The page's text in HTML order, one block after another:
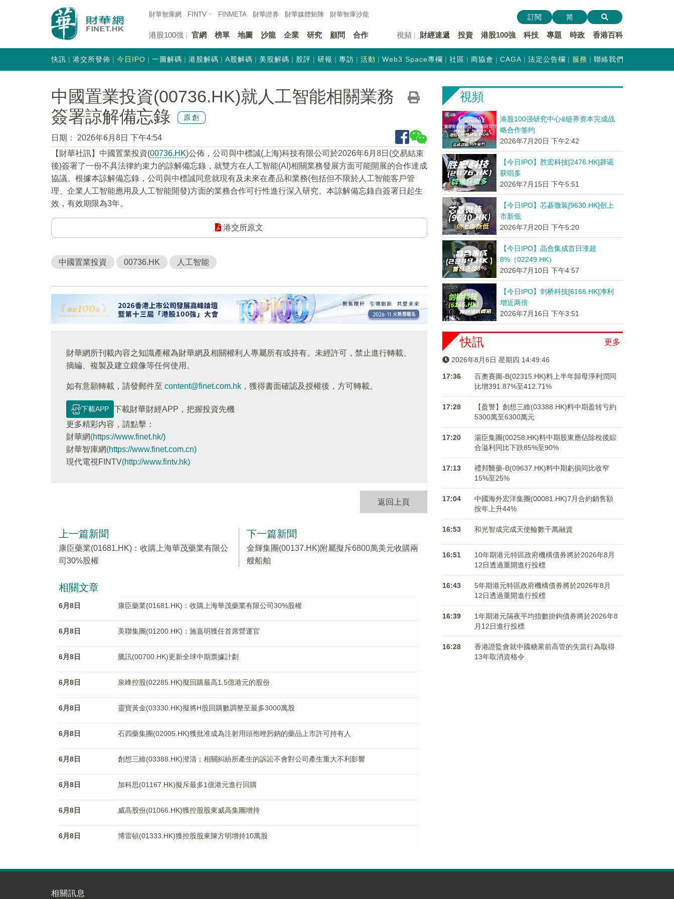
財華智庫網 FINTV FINMETA 財華證券 財華媒體矩陣 財華智庫沙龍
港股100強 官網 榜單 地圖 沙龍 企業 研究 顧問 合作 視頻 財經速遞 投資 港股100強 科技 專題 時政 香港百科
訂閱 简
快訊 港交所發佈 今日IPO 一圖解碼 港股解碼 A股解碼 美股解碼 股評 研報 專訪 活動 Web3 Space專欄 社區 商協會 CAGA 法定公告欄 服務 聯絡我們
中國置業投資(00736.HK)就人工智能相關業務
簽署諒解備忘錄
原創
日期：
2026年6月8日 下午4:54
​【財華社訊】中國置業投資(00736.HK)公佈，公司與中標誠(上海)科技有限公司於2026年6月8日(交易結束
後)簽署了一份不具法律約束力的諒解備忘錄，就雙方在人工智能(AI)相關業務發展方面可能開展的合作達成
協議。根據本諒解備忘錄，公司與中標誠同意就現有及未來在產品和業務(包括但不限於人工智能客戶管
理、企業人工智能應用及人工智能開發)方面的業務合作可行性進行深入研究。本諒解備忘錄自簽署日起生
效，有效期限為3年。
港交所原文
中國置業投資 00736.HK 人工智能
財華網所刊載內容之知識產權為財華網及相關權利人專屬所有或持有。未經許可，禁止進行轉載、
摘編、複製及建立鏡像等任何使用。
如有意願轉載，請發郵件至 content@finet.com.hk ，獲得書面確認及授權後，方可轉載。
下載APP
下載財華財經APP，把握投資先機
更多精彩内容，請點擊：
財華網(https://www.finet.hk/)
財華智庫網(https://www.finet.com.cn)
現代電視FINTV(http://www.fintv.hk)
返回上頁
上一篇新聞
康臣藥業(01681.HK)：收購上海華茂藥業有限公
司30%股權
下一篇新聞
金輝集團(00137.HK)附屬擬斥6800萬美元收購兩
艘船舶
相關文章
6月8日 康臣藥業(01681.HK)：收購上海華茂藥業有限公司30%股權
6月8日 美聯集團(01200.HK)：施嘉明獲任首席營運官
6月8日 騰訊(00700.HK)更新全球中期票據計劃
6月8日 泉峰控股(02285.HK)擬回購最高1.5億港元的股份
6月8日 靈寶黃金(03330.HK)擬將H股回購數調整至最多3000萬股
6月8日 石四藥集團(02005.HK)獲批准成為注射用頭孢唑肟鈉的藥品上市許可持有人
6月8日 創想三維(03388.HK)澄清：相關糾紛所產生的訴訟不會對公司產生重大不利影響
6月8日 加科思(01167.HK)擬斥最多1億港元進行回購
6月8日 威高股份(01066.HK)獲控股股東威高集團增持
6月8日 博雷頓(01333.HK)獲控股股東陳方明增持10萬股
視頻
港股100强研究中心&链界资本完成战
略合作签约
2026年7月20日 下午2:42
【今日IPO】胜宏科技[2476.HK]辟谣
获唱多
2026年7月15日 下午5:51
【今日IPO】芯碁微装[9630.HK]创上
市新低
2026年7月20日 下午5:20
【今日IPO】晶合集成首日涨超
8%（02249.HK）
2026年7月10日 下午4:57
【今日IPO】剑桥科技[6166.HK]净利
增近两倍
2026年7月16日 下午3:51
更多
快訊
2026年8月6日 星期四 14:49:47
17:36
百奧賽圖-B(02315.HK)料上半年歸母淨利潤同
比增391.87%至412.71%
17:28
【盈警】創想三維(03388.HK)料中期盈转亏約
5300萬至6300萬元
17:20
湯臣集團(00258.HK)料中期股東應佔除稅後綜
合溢利同比下跌85%至90%
17:13
禮邦醫藥-B(09637.HK)料中期虧損同比收窄
15%至25%
17:04
中國海外宏洋集團(00081.HK)7月合約銷售額
按年上升44%
16:53 和光智成完成天使輪數千萬融資
16:51
10年期港元特區政府機構債券將於2026年8月
12日透過重開進行投標
16:43
5年期港元特區政府機構債券將於2026年8月
12日透過重開進行投標
16:39
1年期港元隔夜平均指數掛鉤債券將於2026年8
月12日進行投標
16:28
香港證監會就中國糖果前高管的失當行為取得
13年取消資格令
相關訊息